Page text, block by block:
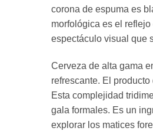
corona de espuma es
morfológica es el
espectáculo visual que
Cerveza de alta gama
refrescante. El
Esta complejidad
gala formales. Es un
explorar los matices